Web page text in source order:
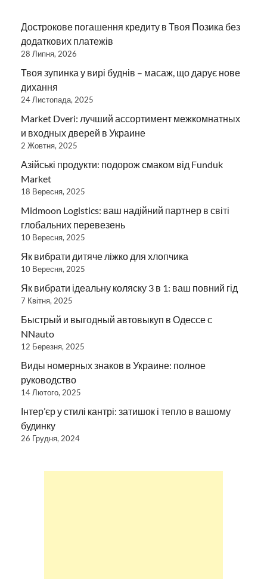
Дострокове погашення кредиту в Твоя Позика без
додаткових платежів
28 Липня, 2026
Твоя зупинка у вирі буднів – масаж, що дарує нове
дихання
24 Листопада, 2025
Market Dveri: лучший ассортимент межкомнатных
и входных дверей в Украине
2 Жовтня, 2025
Азійські продукти: подорож смаком від Funduk
Market
18 Вересня, 2025
Midmoon Logistics: ваш надійний партнер в світі
глобальних перевезень
10 Вересня, 2025
Як вибрати дитяче ліжко для хлопчика
10 Вересня, 2025
Як вибрати ідеальну коляску 3 в 1: ваш повний гід
7 Квітня, 2025
Быстрый и выгодный автовыкуп в Одессе с
NNauto
12 Березня, 2025
Виды номерных знаков в Украине: полное
руководство
14 Лютого, 2025
Інтер’єр у стилі кантрі: затишок і тепло в вашому
будинку
26 Грудня, 2024